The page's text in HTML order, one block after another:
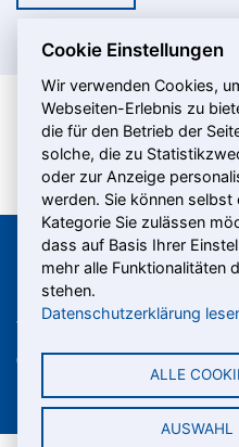
Shiptec AG
Werftestrasse 5
CH-6005 Luzern
Cookie Einstellungen
Wir verwenden Cookies,
Webseiten-Erlebnis zu
die für den Betrieb der
solche, die zu
oder zur Anzeige
werden. Sie können
Kategorie Sie zulässen
dass auf Basis Ihrer
mehr alle Funktionalitäten
stehen.
Datenschutzerklärung
ALLE
AUSWAHL